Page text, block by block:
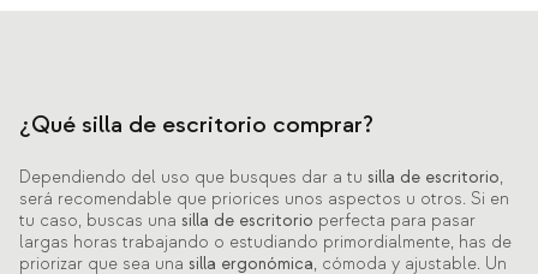
¿Qué silla de escritorio comprar?
Dependiendo del uso que busques dar a tu silla de escritorio,
será recomendable que priorices unos aspectos u otros. Si en
tu caso, buscas una silla de escritorio perfecta para pasar
largas horas trabajando o estudiando primordialmente, has de
priorizar que sea una silla ergonómica, cómoda y ajustable. Un